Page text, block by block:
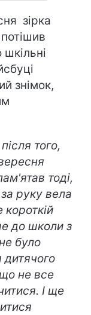
зірка
потішив
знімок,
того,
тоді,
руку вела
до школи з
було
не все
І ще